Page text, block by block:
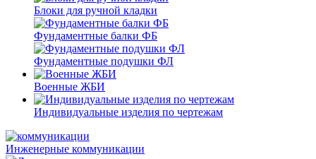
Блоки для ручной кладки
Фундаментные балки ФБ
Фундаментные подушки ФЛ
Военные ЖБИ
Индивидуальные изделия по чертежам
Инженерные коммуникации